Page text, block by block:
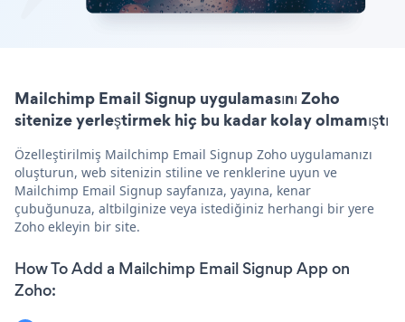
Mailchimp Email Signup uygulamasını Zoho
sitenize yerleştirmek hiç bu kadar kolay olmamıştı
Özelleştirilmiş Mailchimp Email Signup Zoho uygulamanızı
oluşturun, web sitenizin stiline ve renklerine uyun ve
Mailchimp Email Signup sayfanıza, yayına, kenar
çubuğunuza, altbilginize veya istediğiniz herhangi bir yere
Zoho ekleyin bir site.
How To Add a Mailchimp Email Signup App on
Zoho: